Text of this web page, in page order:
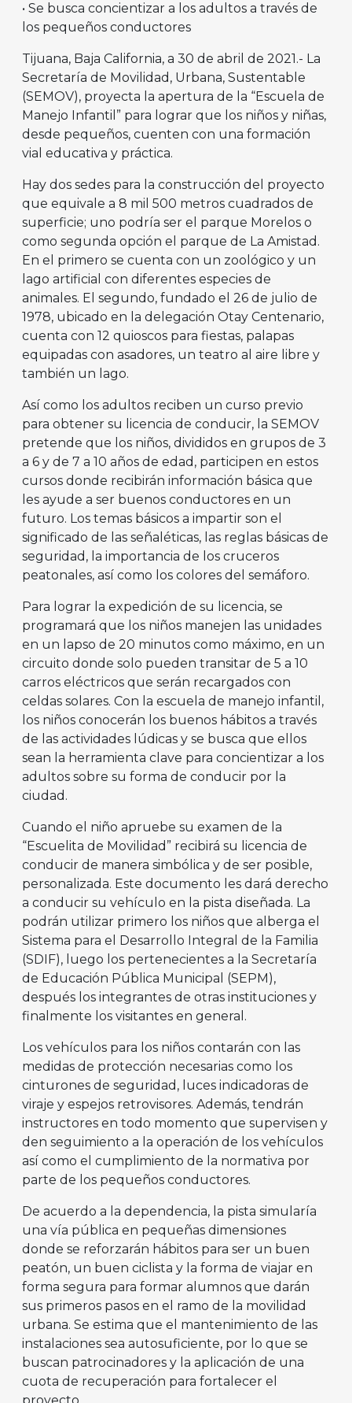
• Se busca concientizar a los adultos a través de
los pequeños conductores
Tijuana, Baja California, a 30 de abril de 2021.- La
Secretaría de Movilidad, Urbana, Sustentable
(SEMOV), proyecta la apertura de la “Escuela de
Manejo Infantil” para lograr que los niños y niñas,
desde pequeños, cuenten con una formación
vial educativa y práctica.
Hay dos sedes para la construcción del proyecto
que equivale a 8 mil 500 metros cuadrados de
superficie; uno podría ser el parque Morelos o
como segunda opción el parque de La Amistad.
En el primero se cuenta con un zoológico y un
lago artificial con diferentes especies de
animales. El segundo, fundado el 26 de julio de
1978, ubicado en la delegación Otay Centenario,
cuenta con 12 quioscos para fiestas, palapas
equipadas con asadores, un teatro al aire libre y
también un lago.
Así como los adultos reciben un curso previo
para obtener su licencia de conducir, la SEMOV
pretende que los niños, divididos en grupos de 3
a 6 y de 7 a 10 años de edad, participen en estos
cursos donde recibirán información básica que
les ayude a ser buenos conductores en un
futuro. Los temas básicos a impartir son el
significado de las señaléticas, las reglas básicas de
seguridad, la importancia de los cruceros
peatonales, así como los colores del semáforo.
Para lograr la expedición de su licencia, se
programará que los niños manejen las unidades
en un lapso de 20 minutos como máximo, en un
circuito donde solo pueden transitar de 5 a 10
carros eléctricos que serán recargados con
celdas solares. Con la escuela de manejo infantil,
los niños conocerán los buenos hábitos a través
de las actividades lúdicas y se busca que ellos
sean la herramienta clave para concientizar a los
adultos sobre su forma de conducir por la
ciudad.
Cuando el niño apruebe su examen de la
“Escuelita de Movilidad” recibirá su licencia de
conducir de manera simbólica y de ser posible,
personalizada. Este documento les dará derecho
a conducir su vehículo en la pista diseñada. La
podrán utilizar primero los niños que alberga el
Sistema para el Desarrollo Integral de la Familia
(SDIF), luego los pertenecientes a la Secretaría
de Educación Pública Municipal (SEPM),
después los integrantes de otras instituciones y
finalmente los visitantes en general.
Los vehículos para los niños contarán con las
medidas de protección necesarias como los
cinturones de seguridad, luces indicadoras de
viraje y espejos retrovisores. Además, tendrán
instructores en todo momento que supervisen y
den seguimiento a la operación de los vehículos
así como el cumplimiento de la normativa por
parte de los pequeños conductores.
De acuerdo a la dependencia, la pista simularía
una vía pública en pequeñas dimensiones
donde se reforzarán hábitos para ser un buen
peatón, un buen ciclista y la forma de viajar en
forma segura para formar alumnos que darán
sus primeros pasos en el ramo de la movilidad
urbana. Se estima que el mantenimiento de las
instalaciones sea autosuficiente, por lo que se
buscan patrocinadores y la aplicación de una
cuota de recuperación para fortalecer el